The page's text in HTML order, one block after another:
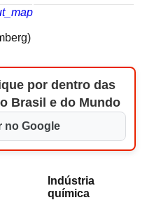
por dentro das
Brasil e do Mundo
no Google
Indústria
química